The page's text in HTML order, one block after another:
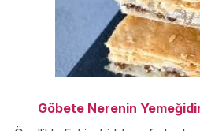
Göbete Nerenin